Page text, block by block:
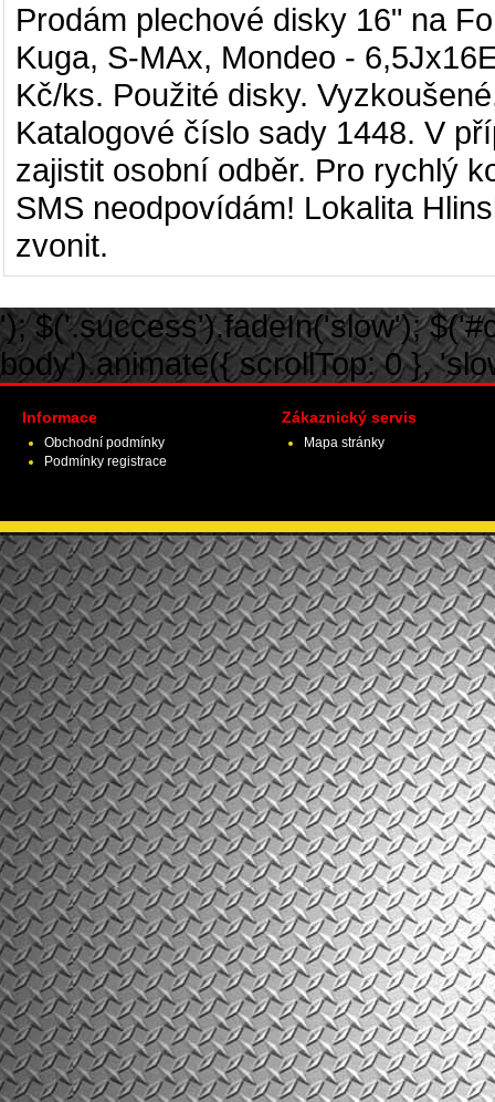
Prodám plechové disky 16" na
Kuga, S-MAx, Mondeo -
Kč/ks. Použité disky.
Katalogové číslo sady 1448. V
zajistit osobní odběr. Pro rychlý
SMS neodpovídám! Lokalita
zvonit.
'); $('.success').fadeIn('slow');
body').animate({ scrollTop: 0 },
Informace
Obchodní podmínky
Podmínky registrace
Zákaznický servis
Mapa stránky